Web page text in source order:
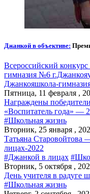
Джанкой в объективе:
Всероссийский
гимназия №6 г.Джанкоя
Джанкояшкола-
Пятница, 11 февраля ,
Награждены
«Воспитатель года» —
#Школьная жизнь
Вторник, 25 января ,
Татьяна Старовойтова
лицах-2022
#Джанкой в лицах
Вторник, 5 октября ,
День учителя в радуге
#Школьная жизнь